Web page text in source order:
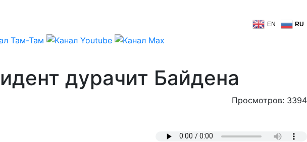
EN RU
дурачит Байдена
Просмотров: 3394